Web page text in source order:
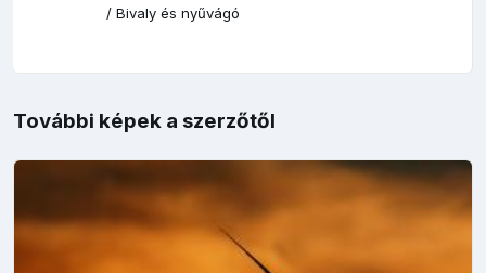
/Bivaly és nyűvágó
További képek a szerzőtől